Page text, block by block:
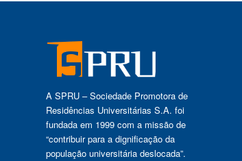
A SPRU – Sociedade Promotora de
Residências Universitárias S.A. foi
fundada em 1999 com a missão de
“contribuir para a dignificação da
população universitária deslocada”.